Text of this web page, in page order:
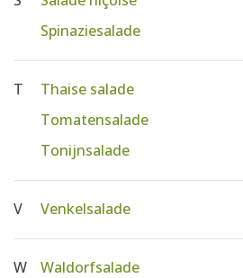
Spinaziesalade
T Thaise salade
Tomatensalade
Tonijnsalade
V Venkelsalade
W Waldorfsalade